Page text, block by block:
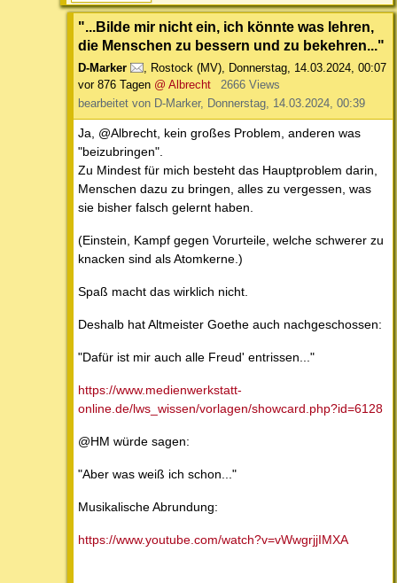
"...Bilde mir nicht ein, ich könnte was lehren,
die Menschen zu bessern und zu bekehren..."
D-Marker , Rostock (MV), Donnerstag, 14.03.2024, 00:07
vor 876 Tagen @ Albrecht
2666 Views
bearbeitet von D-Marker, Donnerstag, 14.03.2024, 00:39
Ja, @Albrecht, kein großes Problem, anderen was
"beizubringen".
Zu Mindest für mich besteht das Hauptproblem darin,
Menschen dazu zu bringen, alles zu vergessen, was
sie bisher falsch gelernt haben.
(Einstein, Kampf gegen Vorurteile, welche schwerer zu
knacken sind als Atomkerne.)
Spaß macht das wirklich nicht.
Deshalb hat Altmeister Goethe auch nachgeschossen:
"Dafür ist mir auch alle Freud' entrissen..."
https://www.medienwerkstatt-
online.de/lws_wissen/vorlagen/showcard.php?id=6128
@HM würde sagen:
"Aber was weiß ich schon..."
Musikalische Abrundung:
https://www.youtube.com/watch?v=vWwgrjjIMXA